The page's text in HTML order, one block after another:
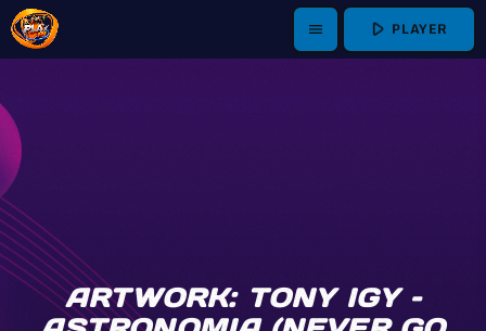
menu play_arrow PLAYER
ARTWORK: TONY IGY –